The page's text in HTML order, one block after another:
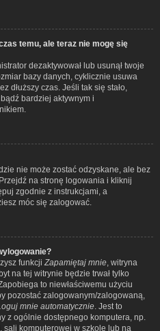
temu, ale teraz nie mogę się
dezaktywował lub usunął twoje
bazy danych, cyklicznie usuwa
dłuższy czas. Jeśli tak się stało,
bardziej aktywnym i
nie może zostać odzyskane, ale bez
na stronę logowania i kliknij
zgodnie z instrukcjami, a
móc się zalogować.
funkcji Zapamiętaj mnie , witryna
na tej witrynie będzie trwał tylko
to niewłaściwemu użyciu
pozostać zalogowanym/zalogowaną,
mnie automatycznie . Jest to
z ogólnie dostępnego komputera, np.
komputerowej w szkole lub na